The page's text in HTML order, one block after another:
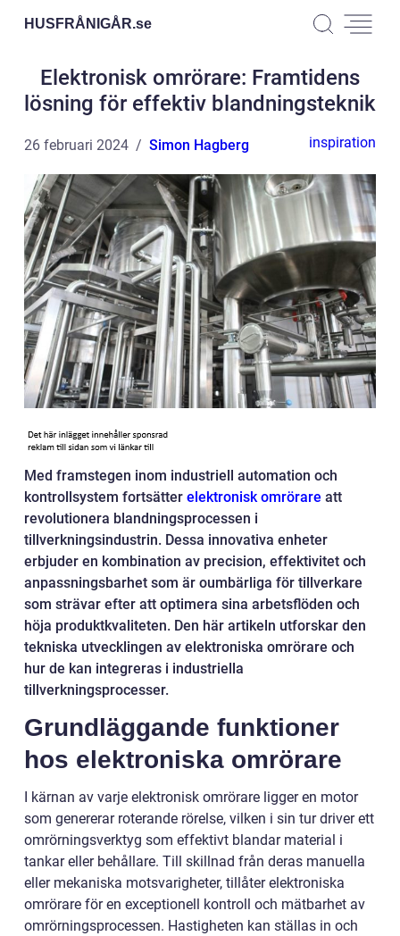
HUSFRÅNIGÅR.se
Elektronisk omrörare: Framtidens
lösning för effektiv blandningsteknik
26 februari 2024 Simon Hagberg inspiration
Med framstegen inom industriell automation och
kontrollsystem fortsätter elektronisk omrörare att
revolutionera blandningsprocessen i
tillverkningsindustrin. Dessa innovativa enheter
erbjuder en kombination av precision, effektivitet och
anpassningsbarhet som är oumbärliga för tillverkare
som strävar efter att optimera sina arbetsflöden och
höja produktkvaliteten. Den här artikeln utforskar den
tekniska utvecklingen av elektroniska omrörare och
hur de kan integreras i industriella
tillverkningsprocesser.
Grundläggande funktioner
hos elektroniska omrörare
I kärnan av varje elektronisk omrörare ligger en motor
som genererar roterande rörelse, vilken i sin tur driver ett
omrörningsverktyg som effektivt blandar material i
tankar eller behållare. Till skillnad från deras manuella
eller mekaniska motsvarigheter, tillåter elektroniska
omrörare för en exceptionell kontroll och mätbarhet av
omrörningsprocessen. Hastigheten kan ställas in och